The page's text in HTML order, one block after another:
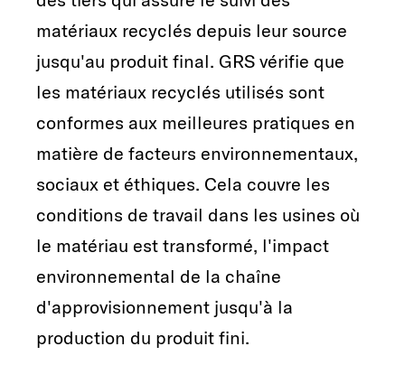
matériaux recyclés depuis leur source
jusqu'au produit final. GRS vérifie que
les matériaux recyclés utilisés sont
conformes aux meilleures pratiques en
matière de facteurs environnementaux,
sociaux et éthiques. Cela couvre les
conditions de travail dans les usines où
le matériau est transformé, l'impact
environnemental de la chaîne
d'approvisionnement jusqu'à la
production du produit fini.